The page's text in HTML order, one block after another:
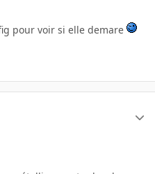
pour voir si elle demare